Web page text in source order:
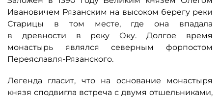
Ивановичем Рязанским на высоком берегу реки
Старицы в том месте, где она впадала
в древности в реку Оку. Долгое время
монастырь являлся северным форпостом
Переяславля-Рязанского.
Легенда гласит, что на основание монастыря
князя сподвигла встреча с двумя отшельниками,